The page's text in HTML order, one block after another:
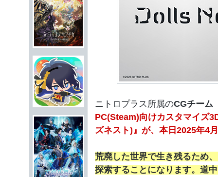
ニトロプラス所属のCGチーム
PC(Steam)向けカスタマイズ
ズネスト)』が、本日2025年4
荒廃した世界で生き残るため
探索することになります。道